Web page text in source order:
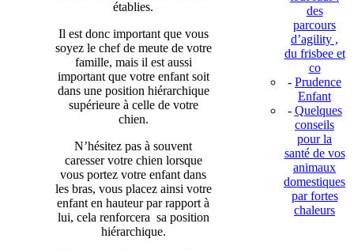
établies.
Il est donc important que vous
soyez le chef de meute de votre
famille, mais il est aussi
important que votre enfant soit
dans une position hiérarchique
supérieure à celle de votre
chien.
N’hésitez pas à souvent
caresser votre chien lorsque
vous portez votre enfant dans
les bras, vous placez ainsi votre
enfant en hauteur par rapport à
lui, cela renforcera sa position
hiérarchique.
des
parcours
d’agility ,
du frisbee et
co
- Prudence
Enfant
- Quelques
conseils
pour la
santé de vos
animaux
domestiques
par fortes
chaleurs